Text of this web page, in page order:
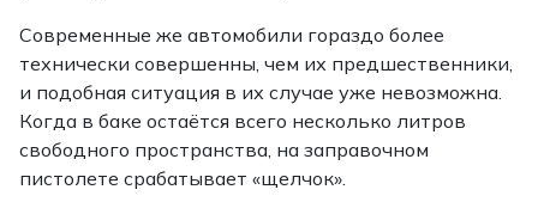
Современные же автомобили гораздо более
технически совершенны, чем их предшественники,
и подобная ситуация в их случае уже невозможна.
Когда в баке остаётся всего несколько литров
свободного пространства, на заправочном
пистолете срабатывает «щелчок».